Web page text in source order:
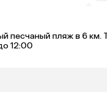
пляж в 6
12:00